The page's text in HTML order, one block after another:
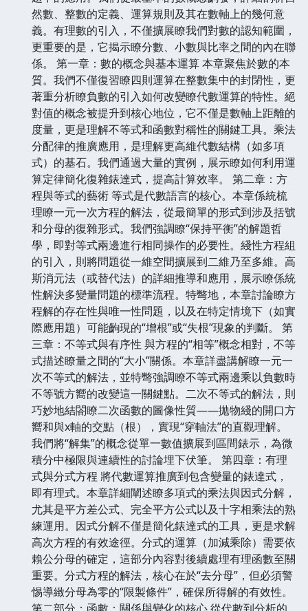
然數、整數的定義、運算規則及其在數軸上的幾何意
義。有理數的引入，不僅擴展瞭我們對數的認知範圍，
更重要的是，它揭示瞭分數、小數與比率之間的內在聯
係。 第一章：數的概念與基本運算 本章聚焦於數的本
質。我們不僅復習瞭四則運算在整數集中的封閉性，更
著重分析瞭負數的引入如何改變瞭代數運算的特性。絕
對值的概念被提升到核心地位，它不僅是數軸上距離的
度量，更是理解不等式和函數對稱性的關鍵工具。乘法
分配律的推廣應用，是理解更高維代數結構（如多項
式）的基石。我們通過大量的實例，展示瞭如何利用運
算定律簡化復雜錶達式，提高計算效率。 第二章：方
程與等式的藝術 等式是代數語言的核心。本章係統梳
理瞭一元一次方程的解法，從最簡單的形式到涉及括號
和分母的復雜形式。我們強調瞭“保持平衡”的解題哲
學，即對等式兩邊進行相同操作的必要性。綫性方程組
的引入，則將問題從一維空間擴展到二維乃至多維。高
斯消元法（或替代法）的詳細推導和應用，展示瞭係統
性解決多變量問題的標準流程。特彆地，本章討論瞭方
程解的存在性與唯一性問題，以及在特定情境下（如實
際應用題）可能齣現的“增根”或“失根”現象的判斷。 第
三章：不等式與有序性 與方程的“相等”概念相對，不等
式描述瞭量之間的“大小”關係。本章詳盡講解瞭一元一
次不等式的解法，並特彆強調瞭不等式兩邊乘以負數時
不等號方嚮的改變這一關鍵點。二次不等式的解法，則
巧妙地結閤瞭二次函數的圖像性質——拋物綫的開口方
嚮和與x軸的交點（根），實現“穿軸法”的直觀理解。
我們將“解集”的概念從單一數值擴展到區間錶示，為微
積分中極限與連續性的討論埋下伏筆。 第四章：有理
式與分式方程 將代數運算推廣到包含變量的錶達式，
即有理式。本章詳細闡述瞭多項式的乘法與因式分解，
尤其是平方差公式、完全平方公式以及十字相乘法的熟
練運用。因式分解不僅是簡化錶達式的工具，更是求解
高次方程的有效途徑。分式的運算（加減乘除）需要依
賴公分母的確定，這部分內容對後續處理有理函數至關
重要。分式方程的解法，核心在於“去分母”，但必須警
惕導緻分母為零的“限製條件”，確保所得解的有效性。